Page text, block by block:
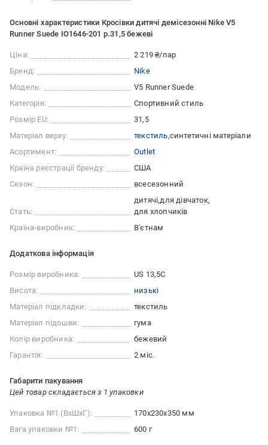
Основні характеристики Кросівки дитячі демісезонні Nike V5
Runner Suede IO1646-201 р.31,5 бежеві
Ціна:
2 219 ₴/пар
Бренд:
Nike
Модель:
V5 Runner Suede
Категорія:
Спортивний стиль
Розмір EU:
31,5
Матеріал верху:
текстиль синтетичні матеріали
Асортимент:
Outlet
Країна реєстрації бренду:
США
Сезон:
всесезонний
Стать:
дитячі для дівчаток
для хлопчиків
Країна-виробник:
В'єтнам
Додаткова інформація
Розмір виробника:
US 13,5C
Висота:
низькі
Матеріал підкладки:
текстиль
Матеріал підошви:
гума
Колір виробника:
бежевий
Гарантія:
2 міс.
Габарити пакування
Цей товар складається з 1 упаковки
Упаковка №1 (ВхШхГ):
170x230x350 мм
Вага упаковки №1:
600 г